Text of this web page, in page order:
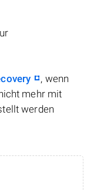
, wenn
mehr mit
werden